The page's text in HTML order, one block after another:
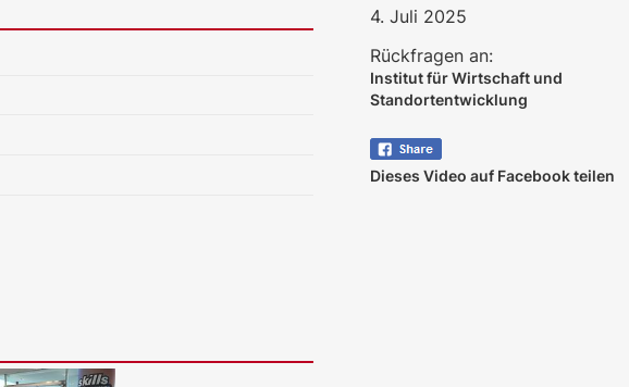
4. Juli 2025
Rückfragen an:
Institut für Wirtschaft und
Standortentwicklung
Dieses Video auf Facebook teilen